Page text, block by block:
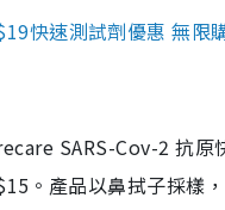
快速測試劑優惠 無
SARS-Cov-2 抗
。產品以鼻拭子採樣